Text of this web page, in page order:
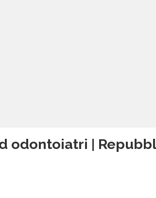
odontoiatri |